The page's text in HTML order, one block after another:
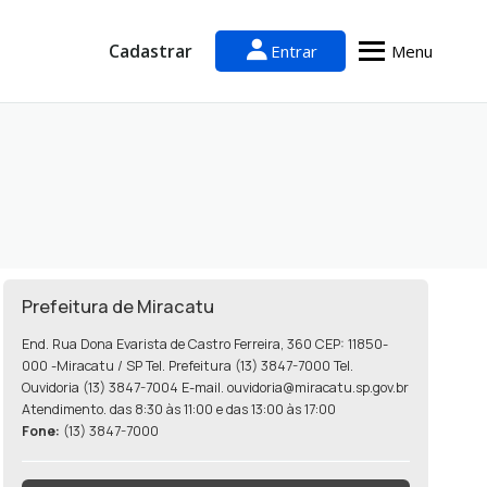
Cadastrar Entrar Menu
Prefeitura de Miracatu
End. Rua Dona Evarista de Castro Ferreira, 360 CEP: 11850-
000 -Miracatu / SP Tel. Prefeitura (13) 3847-7000 Tel.
Ouvidoria (13) 3847-7004 E-mail. ouvidoria@miracatu.sp.gov.br
Atendimento. das 8:30 às 11:00 e das 13:00 às 17:00
Fone: (13) 3847-7000